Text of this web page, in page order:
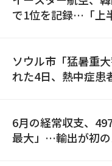
で1位を記録…「上
ソウル市「猛暑重
れた4日、熱中症患
6月の経常収支、
最大」…輸出が初